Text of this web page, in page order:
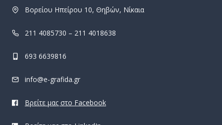
Βορείου Ηπείρου 10, Θηβών, Νίκαια
211 4085730 – 211 4018638
693 6639816
info@e-grafida.gr
Βρείτε μας στο Facebook